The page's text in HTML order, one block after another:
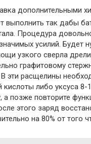
дополнительными
выполнить так дабы
Процедура
усилий. Будет
узкого сверла
графитовому
эти расщелины
кислоты либо уксуса 8-
а позже повторите
этого заряд
на 80% от того